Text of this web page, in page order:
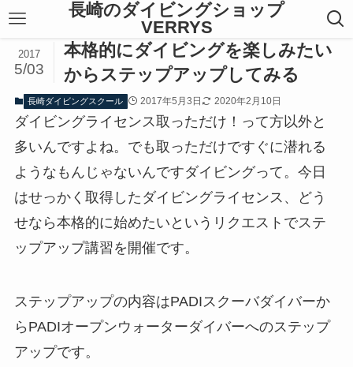
長崎のダイビングショップ
VERRYS
本格的にダイビングを楽しみたい
からステップアップしてみる
2017
5/03
長崎ダイビングスクール 2017年5月3日 2020年2月10日
ダイビングライセンス取っただけ！って方以外と
多いんですよね。でも取っただけですぐに潜れる
ようなもんじゃないんですダイビングって。今日
はせっかく取得したダイビングライセンス、どう
せなら本格的に始めたいというリクエストでステ
ップアップ講習を開催です。
ステップアップの内容はPADIスクーバダイバーか
らPADIオープンウォーターダイバーへのステップ
アップです。